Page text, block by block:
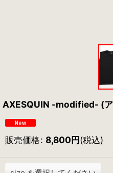
AXESQUIN -modified- (ア
販売価格: 8,800円(税込)